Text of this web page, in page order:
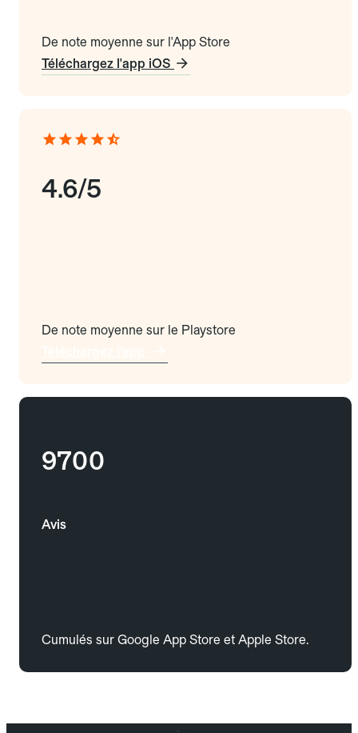
De note moyenne sur l'App Store
Téléchargez l'app iOS
4.6/5
De note moyenne sur le Playstore
9700
Avis
Cumulés sur Google App Store et Apple Store.